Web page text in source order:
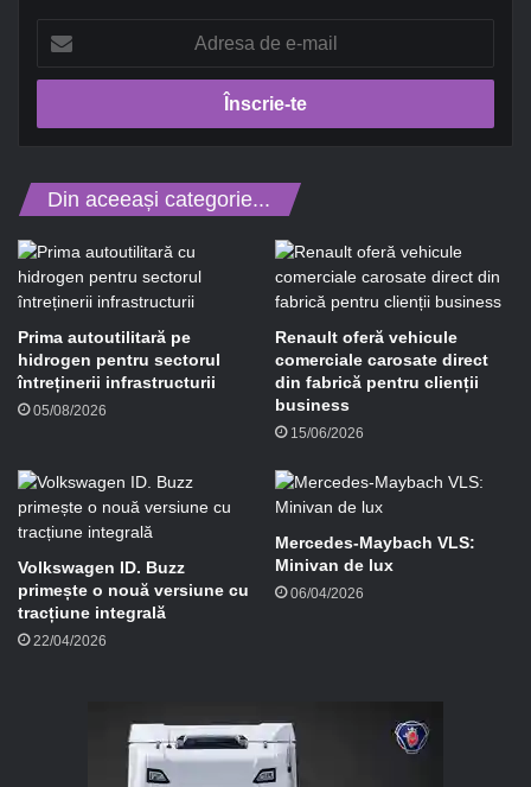
r
s
d
-
m
a
i
l
Din aceeași categorie...
Prima autoutilitară pe
hidrogen pentru sectorul
întreținerii infrastructurii
05/08/2026
Renault oferă vehicule
comerciale carosate direct
din fabrică pentru clienții
business
15/06/2026
Volkswagen ID. Buzz
primește o nouă versiune cu
tracțiune integrală
22/04/2026
Mercedes-Maybach VLS:
Minivan de lux
06/04/2026